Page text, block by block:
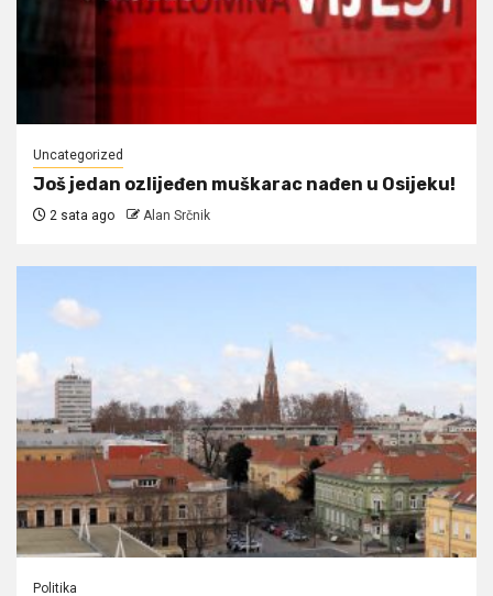
Uncategorized
Još jedan ozlijeđen muškarac nađen u Osijeku!
2 sata ago Alan Srčnik
Politika